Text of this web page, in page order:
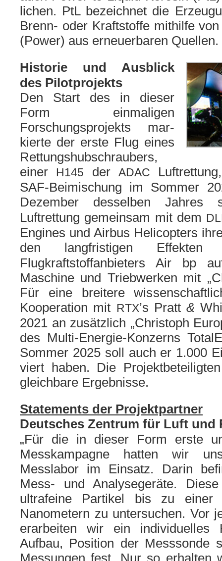
li­chen. PtL bezeich­net die
Brenn- oder Kraftstoffe mit­hil­fe
(Power) aus erneu­er­ba­ren Quellen.
Historie und Ausblick
des Pilotprojekts
Den Start des in die­ser
Form ein­ma­li­gen
Forschungsprojekts mar­
kier­te der ers­te Flug eines
Rettungshubschraubers,
einer
H145 derADAC
SAF-Beimischung im Sommer
Dezember des­sel­ben
Luftrettung gemein­sam mit dem
Engines und Airbus Helicopters
den lang­fris­ti­gen
Flugkraftstoffanbieters Air bp
Maschine und Triebwerken mit
Für eine brei­te­re
Kooperation mit RTX’s Pratt&
2021 an zusätz­lich „Christoph
des Multi-Energie-Konzerns
Sommer 2025 soll auch er 1.000
viert haben. Die
gleich­ba­re Ergebnisse.
Statements der Projektpartner
Deutsches Zentrum für Luft und
„Für die in die­ser Form ers­te
Messkampagne hat­ten wir
Messlabor im Einsatz. Darin
Mess- und Analysegeräte.
ultra­fei­ne Partikel bis zu einer
Nanometern zu unter­su­chen. Vor
erar­bei­ten wir ein indi­vi­du­el­les
Aufbau, Position der Messsonde
Messungen fest. Nur so erhal­ten